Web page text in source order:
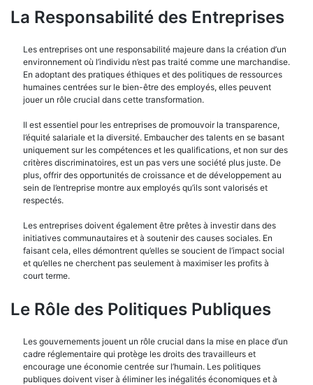
La Responsabilité des Entreprises
Les entreprises ont une responsabilité majeure dans la création d’un
environnement où l’individu n’est pas traité comme une marchandise.
En adoptant des pratiques éthiques et des politiques de ressources
humaines centrées sur le bien-être des employés, elles peuvent
jouer un rôle crucial dans cette transformation.
Il est essentiel pour les entreprises de promouvoir la transparence,
l’équité salariale et la diversité. Embaucher des talents en se basant
uniquement sur les compétences et les qualifications, et non sur des
critères discriminatoires, est un pas vers une société plus juste. De
plus, offrir des opportunités de croissance et de développement au
sein de l’entreprise montre aux employés qu’ils sont valorisés et
respectés.
Les entreprises doivent également être prêtes à investir dans des
initiatives communautaires et à soutenir des causes sociales. En
faisant cela, elles démontrent qu’elles se soucient de l’impact social
et qu’elles ne cherchent pas seulement à maximiser les profits à
court terme.
Le Rôle des Politiques Publiques
Les gouvernements jouent un rôle crucial dans la mise en place d’un
cadre réglementaire qui protège les droits des travailleurs et
encourage une économie centrée sur l’humain. Les politiques
publiques doivent viser à éliminer les inégalités économiques et à